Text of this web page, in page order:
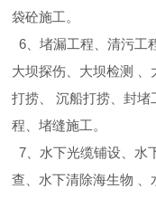
袋砼施工。
6、堵漏工程、清污工
大坝探伤、大坝检测
打捞、 沉船打捞、封
程、堵缝施工。
7、水下光缆铺设、水
查、水下清除海生物 、